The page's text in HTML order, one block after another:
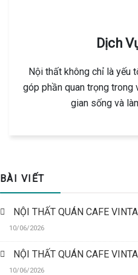
Dịch
Nội thất không chỉ là yếu
góp phần quan trọng trong
gian sống và
BÀI VIẾT
NỘI THẤT QUÁN CAFE
10/06/2026
NỘI THẤT QUÁN CAFE
10/06/2026